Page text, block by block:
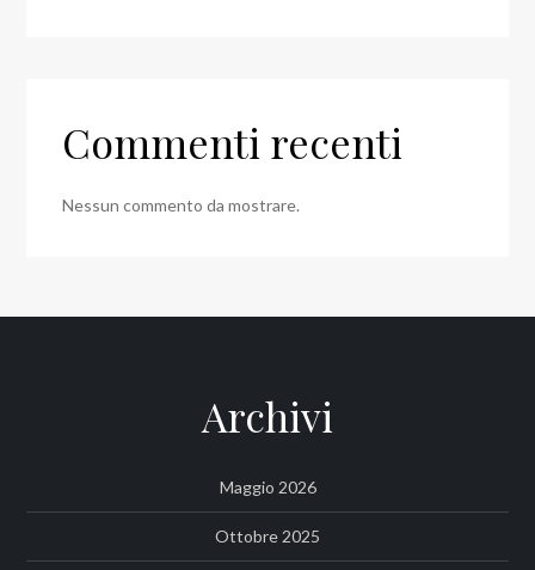
Commenti recenti
Nessun commento da mostrare.
Archivi
Maggio 2026
Ottobre 2025